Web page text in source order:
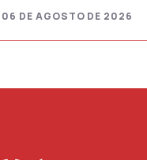
06 DE AGOSTO DE 2026